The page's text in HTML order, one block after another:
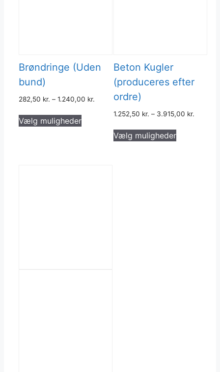
Brøndringe (Uden
bund)
282,50 kr. – 1.240,00 kr.
Vælg muligheder
Dette
vare
Beton Kugler
(produceres efter
ordre)
1.252,50 kr. – 3.915,00 kr.
Vælg muligheder
Dette
vare